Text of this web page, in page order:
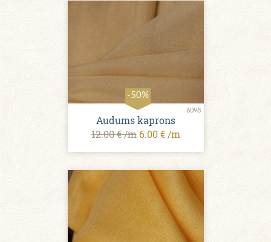
-50%
6098
Audums kaprons
12.00 € /m 6.00 € /m